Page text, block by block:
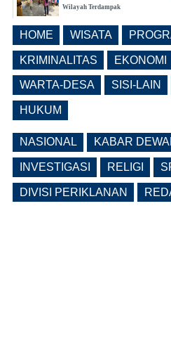
Wilayah Terdampak
Kesadaran Warga Melalui Rembug
Pencegahan Stunting Berkelanjutan
(0 Reply(s))
HOME WISATA
KRIMINALITAS EKONOMI
WARTA-DESA SISI-LAIN
HUKUM
NASIONAL KABAR
INVESTIGASI RELIGI
DIVISI PERIKLANAN